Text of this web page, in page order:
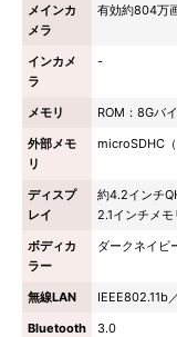
メインカ
メラ
有効約804万
インカメ
ラ
-
メモリ
ROM：8Gバ
外部メモ
リ
microSDHC（
ディスプ
レイ
約4.2インチ
2.1インチメ
ボディカ
ラー
ダークネイビ
無線LAN
IEEE802.11b
Bluetooth
3.0